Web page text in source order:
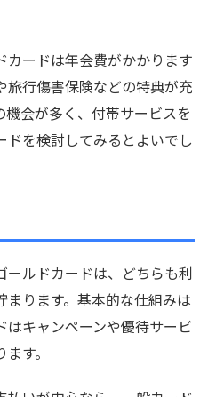
カードは年会費がかかります
行傷害保険などの特典が充
会が多く、付帯サービスを
を検討してみるとよいでし
ルドカードは、どちらも利
ります。基本的な仕組みは
キャンペーンや優待サービ
す。